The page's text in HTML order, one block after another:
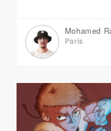
Mohamed
Paris